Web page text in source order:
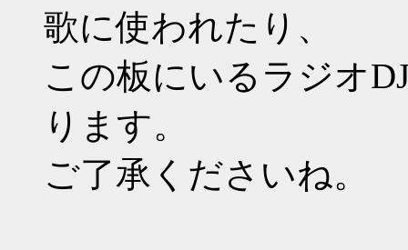
歌に使われたり、
この板にいるラジオ
ります。
ご了承くださいね。